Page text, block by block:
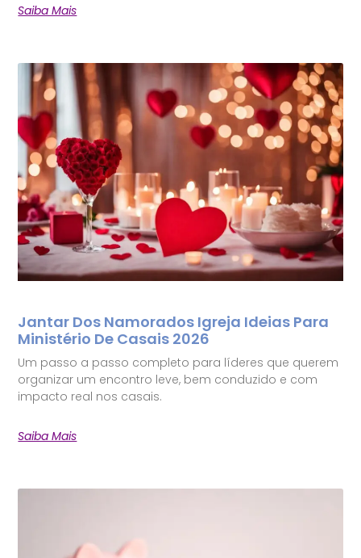
Saiba Mais
Jantar Dos Namorados Igreja Ideias Para
Ministério De Casais 2026
Um passo a passo completo para líderes que querem
organizar um encontro leve, bem conduzido e com
impacto real nos casais.
Saiba Mais